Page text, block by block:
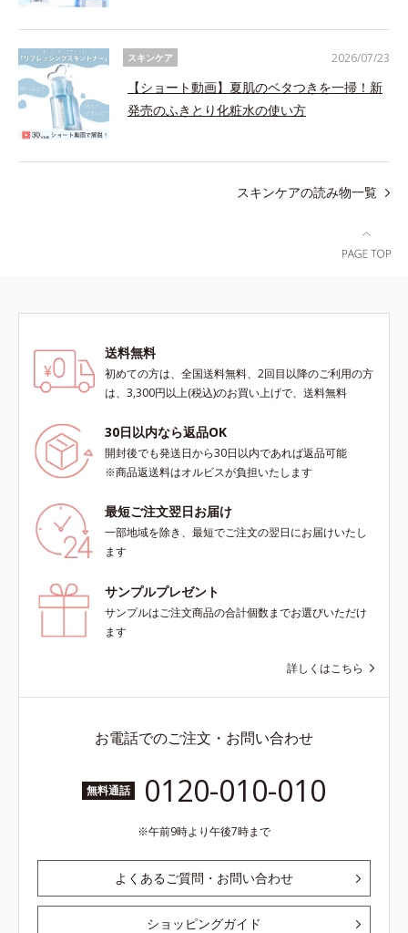
スキンケア
【ショート動画】夏肌のベタつきを一掃！新
発売のふきとり化粧水の使い方
2026/07/23
スキンケアの読み物一覧
送料無料
初めての方は、全国送料無料、2回目以降のご利用の方
は、3,300円以上(税込)のお買い上げで、送料無料
30日以内なら返品OK
開封後でも発送日から30日以内であれば返品可能
※商品返送料はオルビスが負担いたします
最短ご注文翌日お届け
一部地域を除き、最短でご注文の翌日にお届けいたし
ます
サンプルプレゼント
サンプルはご注文商品の合計個数までお選びいただけ
ます
詳しくはこちら
お電話でのご注文・お問い合わせ
無料通話 0120-010-010
午前9時より午後7時まで
よくあるご質問・お問い合わせ
ショッピングガイド